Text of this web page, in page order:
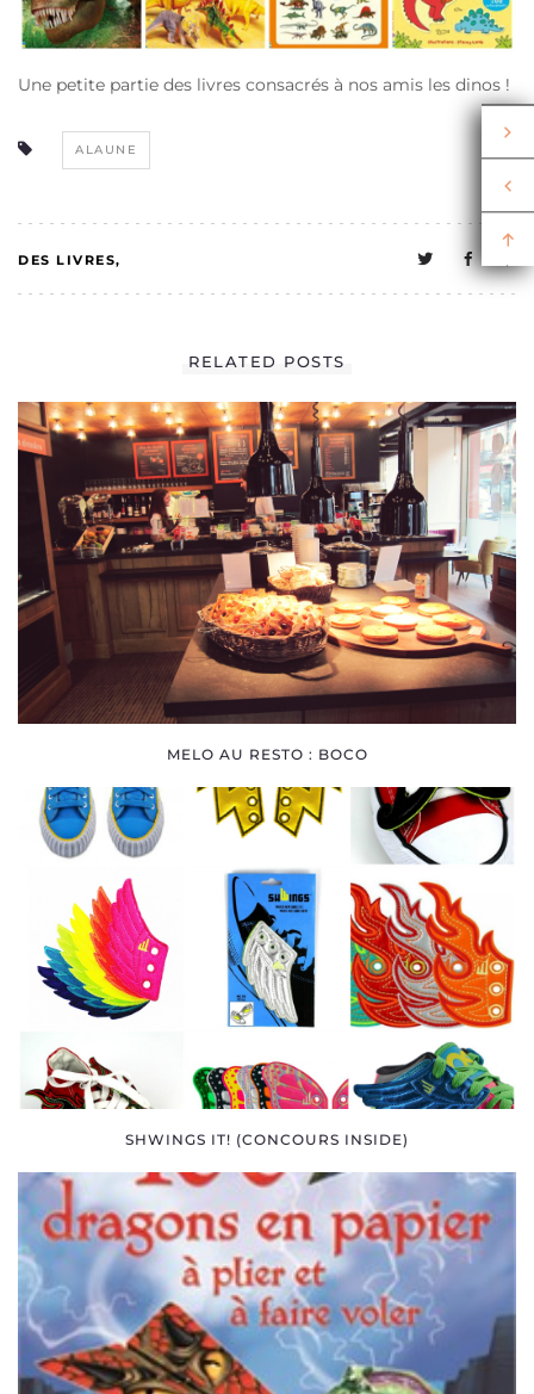
Une petite partie des livres consacrés à nos amis les dinos !
ALAUNE
DES LIVRES
CAKE
MELO A UNE VIE
SOCIALE
RELATED POSTS
MELO AU RESTO : BOCO
SHWINGS IT! (CONCOURS INSIDE)